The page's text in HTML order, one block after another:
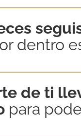
dentro
de ti
para